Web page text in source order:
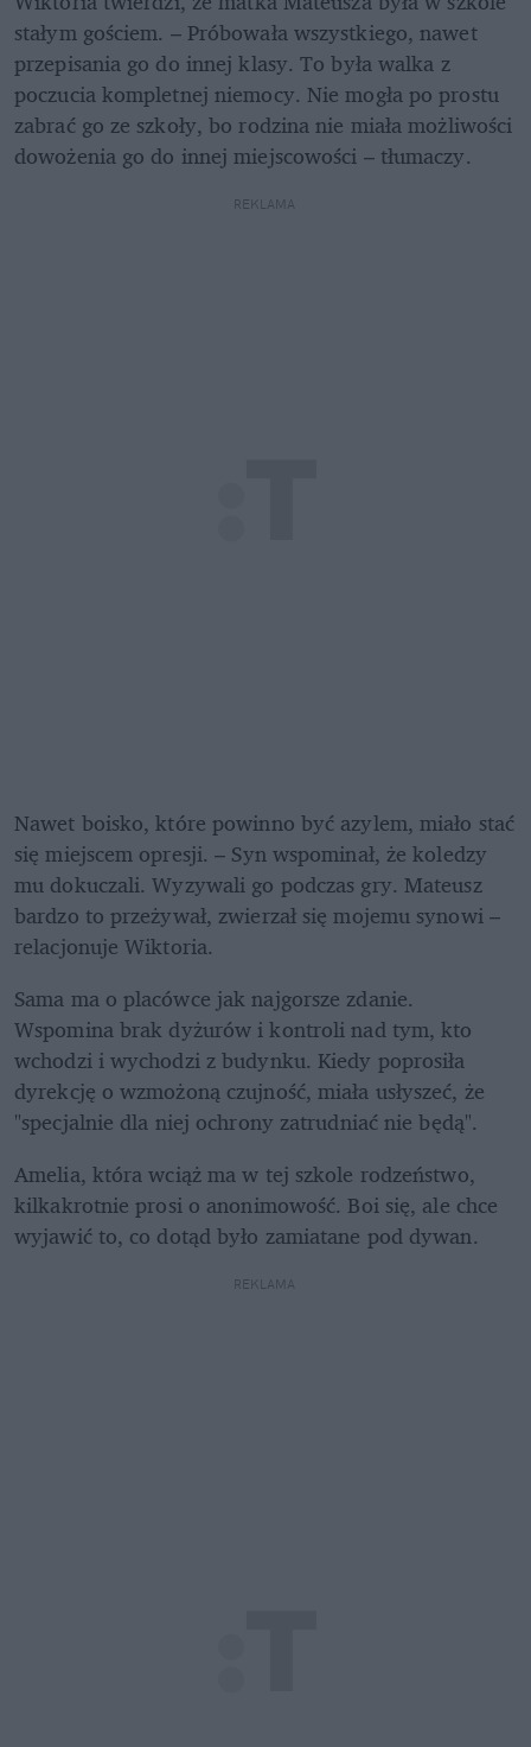
stałym gościem. – Próbowała wszystkiego, nawet
przepisania go do innej klasy. To była walka z
poczucia kompletnej niemocy. Nie mogła po prostu
zabrać go ze szkoły, bo rodzina nie miała możliwości
dowożenia go do innej miejscowości – tłumaczy.
REKLAMA
Nawet boisko, które powinno być azylem, miało stać
się miejscem opresji. – Syn wspominał, że koledzy
mu dokuczali. Wyzywali go podczas gry. Mateusz
bardzo to przeżywał, zwierzał się mojemu synowi –
relacjonuje Wiktoria.
Sama ma o placówce jak najgorsze zdanie.
Wspomina brak dyżurów i kontroli nad tym, kto
wchodzi i wychodzi z budynku. Kiedy poprosiła
dyrekcję o wzmożoną czujność, miała usłyszeć, że
"specjalnie dla niej ochrony zatrudniać nie będą".
Amelia, która wciąż ma w tej szkole rodzeństwo,
kilkakrotnie prosi o anonimowość. Boi się, ale chce
wyjawić to, co dotąd było zamiatane pod dywan.
REKLAMA